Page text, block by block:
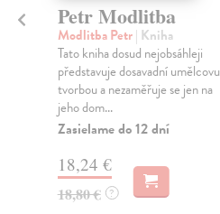
Petr Modlitba
Modlitba Petr| Kniha
Tato kniha dosud nejobsáhleji
představuje dosavadní umělcovu
tvorbou a nezaměřuje se jen na
jeho dom...
Zasielame do 12 dní
18,24 €
18,80 € ?